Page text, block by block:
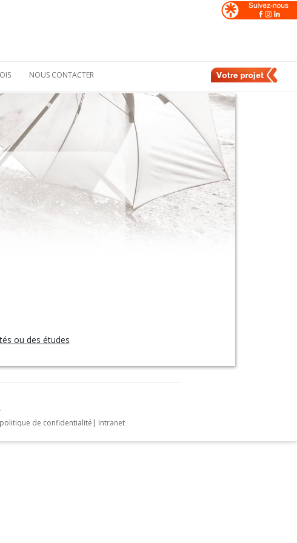
de
de
NOUS CONTACTER
Formulaire de
contact
Nos contacts en
Nos contacts en
Suisse
ou des études
de confidentialité | Intranet